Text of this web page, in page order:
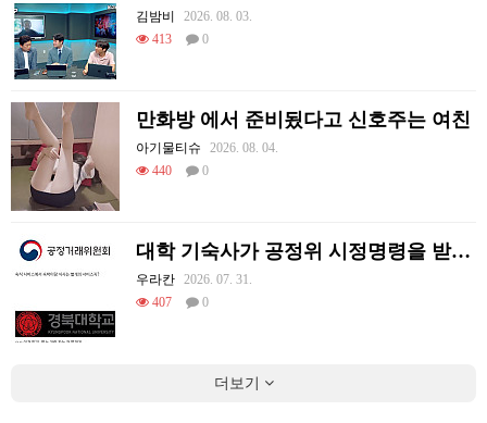
김밤비
2026. 08. 03.
413
0
만화방 에서 준비됬다고 신호주는 여친
아기물티슈
2026. 08. 04.
440
0
대학 기숙사가 공정위 시정명령을 받게 된 썰.jpg
우라칸
2026. 07. 31.
407
0
더보기